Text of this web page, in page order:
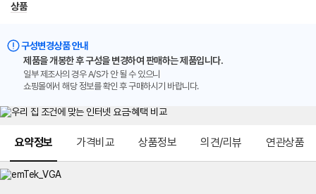
상품
구성변경상품 안내
제품을 개봉한 후 구성을 변경하여 판매하는 제품입니다.
일부 제조사의 경우 A/S가 안 될 수 있으니
쇼핑몰에서 해당 정보를 확인 후 구매하시기 바랍니다.
요약정보 가격비교 상품정보 의견/리뷰 연관상품